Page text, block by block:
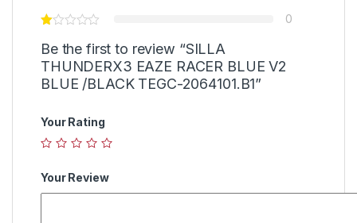
0
Be the first to review “SILLA
THUNDERX3 EAZE RACER BLUE V2
BLUE /BLACK TEGC-2064101.B1”
Your Rating
Your Review